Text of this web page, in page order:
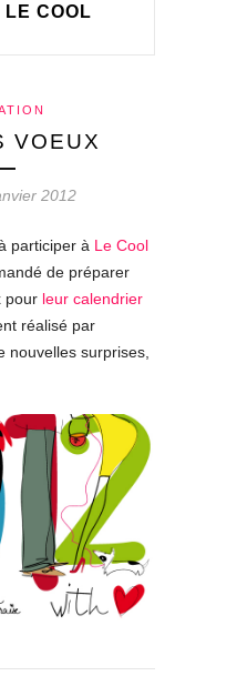
LE COOL
VOEUX
2012
participer à Le Cool
de préparer
pour leur calendrier
réalisé par
nouvelles surprises,